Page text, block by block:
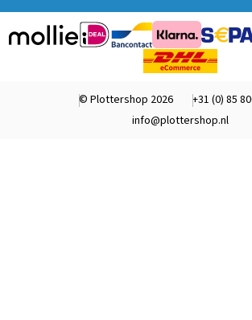
© Plottershop 2026
+31 (0) 85
info@plottershop.nl